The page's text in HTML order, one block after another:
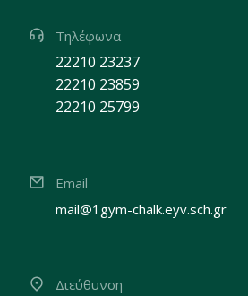
Τηλέφωνα
22210 23237
22210 23859
22210 25799
Email
mail@1gym-chalk.eyv.sch.gr
Διεύθυνση